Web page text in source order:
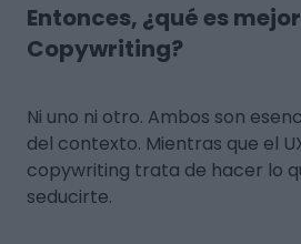
Entonces, ¿qué es
Copywriting?
Ni uno ni otro. Ambos son
del contexto. Mientras que el
copywriting trata de hacer lo
seducirte.